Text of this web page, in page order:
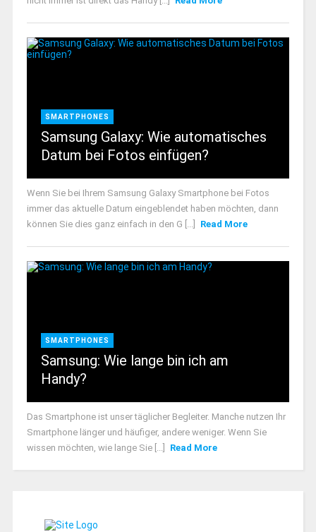
SMARTPHONES
Samsung Galaxy: Wie automatisches
Datum bei Fotos einfügen?
Wenn Sie bei Ihrem Samsung Galaxy Smartphone bei Fotos
immer das aktuelle Datum eingeblendet haben möchten, dann
können Sie dies ganz einfach in den G [...]
Read More
SMARTPHONES
Samsung: Wie lange bin ich am
Handy?
Das Smartphone ist unser täglicher Begleiter. Manche nutzen Ihr
Smartphone länger und häufiger, andere weniger. Wenn Sie
wissen möchten, wie lange Sie [...]
Read More